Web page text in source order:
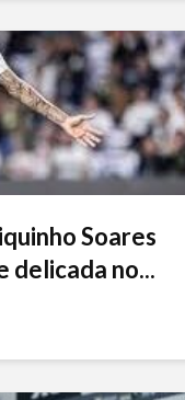
Soares
delicada no...